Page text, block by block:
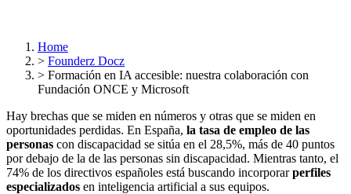
Home
> Founderz Docz
> Formación en IA accesible: nuestra colaboración con
Fundación ONCE y Microsoft
Hay brechas que se miden en números y otras que se miden en
oportunidades perdidas. En España, la tasa de empleo de las
personas con discapacidad se sitúa en el 28,5%, más de 40 puntos
por debajo de la de las personas sin discapacidad. Mientras tanto, el
74% de los directivos españoles está buscando incorporarperfiles
especializados en inteligencia artificial a sus equipos.